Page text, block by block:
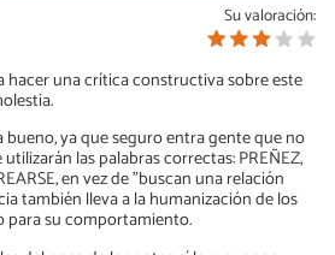
que estés valorando la opción
Antes de hacer algo así búscale un hogar
crees?
castración del macho, que reduce la
de casos (aunque no siempre),
feromonas-para-gatos-que-
23565.html
Su valoración:
hacer una crítica constructiva sobre este
ya que seguro entra gente que no
las palabras correctas: PREÑEZ,
en vez de "buscan una relación
también lleva a la humanización de los
para su comportamiento.